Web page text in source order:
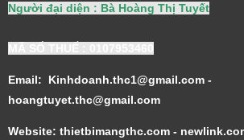
Người đại diện : Bà Hoàng Thị Tuyết
MÃ SỐ THUẾ : 0107953460
Email: Kinhdoanh.thc1@gmail.com -
hoangtuyet.thc@gmail.com
Website: thietbimangthc.com -